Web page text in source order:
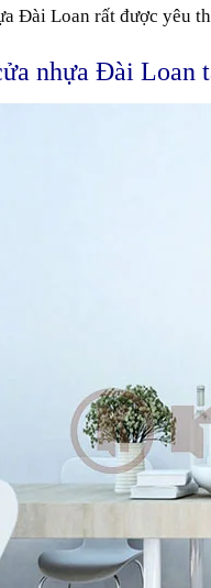
Đài Loan rấtđược yêu
nhựa Đài Loan